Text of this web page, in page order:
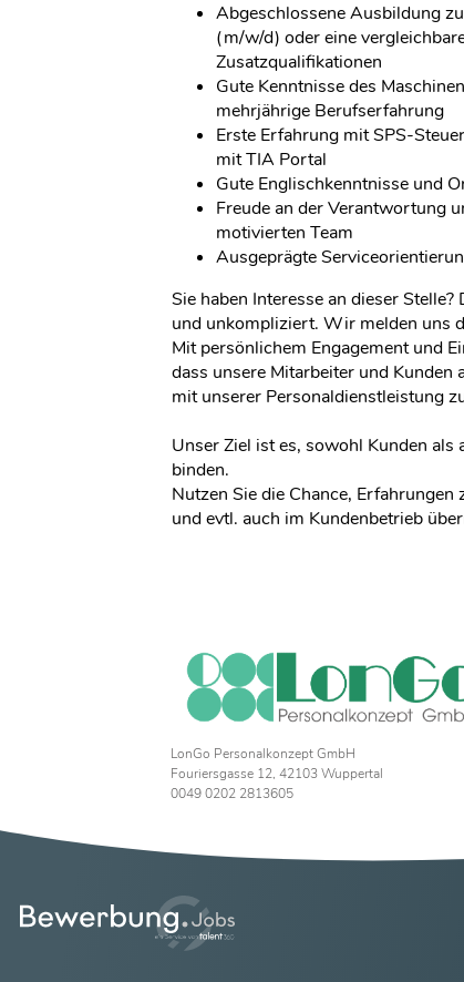
Abgeschlossene Ausbildung
(m/w/d) oder eine
Zusatzqualifikationen
Gute Kenntnisse des
mehrjährige Berufserfahrung
Erste Erfahrung mit SPS-
mit TIA Portal
Gute Englischkenntnisse und
Freude an der Verantwortung
motivierten Team
Ausgeprägte
Sie haben Interesse an dieser
und unkompliziert. Wir melden uns
Mit persönlichem Engagement und
dass unsere Mitarbeiter und Kunden
mit unserer Personaldienstleistung
Unser Ziel ist es, sowohl Kunden
binden.
Nutzen Sie die Chance,
und evtl. auch im Kundenbetrieb
LonGo Personalkonzept GmbH
Fouriersgasse 12, 42103 Wuppertal
0049 0202 2813605